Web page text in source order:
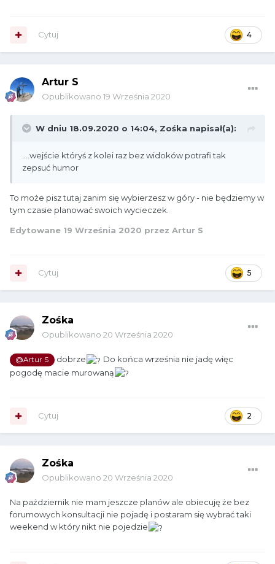
4
Cytuj
Artur S
Opublikowano 19 Września 2020
W dniu 18.09.2020 o 14:04, Zośka napisał(a):
....wejście któryś z kolei raz bez widoków potrafi tak
zepsuć humor
To może pisz tutaj zanim się wybierzesz w góry - nie będziemy w
tym czasie planować swoich wycieczek.
Edytowane 19 Września 2020 przez Artur S
5
Cytuj
Zośka
Opublikowano 20 Września 2020
@Artur S dobrze
Do końca września nie jadę więc
pogodę macie murowaną
2
Cytuj
Zośka
Opublikowano 20 Września 2020
Na październik nie mam jeszcze planów ale obiecuję że bez
forumowych konsultacji nie pojadę i postaram się wybrać taki
weekend w który nikt nie pojedzie